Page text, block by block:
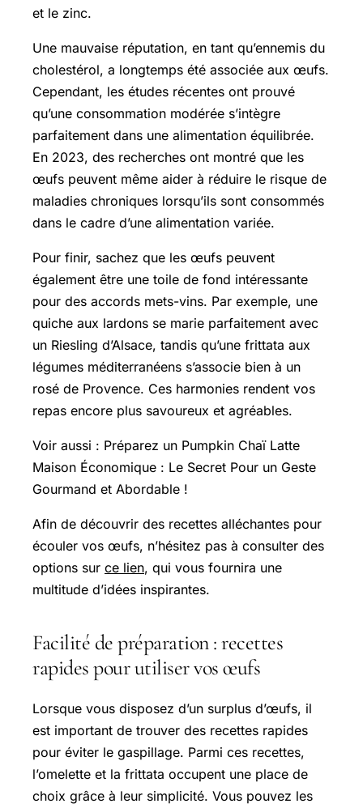
et le zinc.
Une mauvaise réputation, en tant qu’ennemis du
cholestérol, a longtemps été associée aux œufs.
Cependant, les études récentes ont prouvé
qu’une consommation modérée s’intègre
parfaitement dans une alimentation équilibrée.
En 2023, des recherches ont montré que les
œufs peuvent même aider à réduire le risque de
maladies chroniques lorsqu’ils sont consommés
dans le cadre d’une alimentation variée.
Pour finir, sachez que les œufs peuvent
également être une toile de fond intéressante
pour des accords mets-vins. Par exemple, une
quiche aux lardons se marie parfaitement avec
un Riesling d’Alsace, tandis qu’une frittata aux
légumes méditerranéens s’associe bien à un
rosé de Provence. Ces harmonies rendent vos
repas encore plus savoureux et agréables.
Voir aussi : Préparez un Pumpkin Chaï Latte
Maison Économique : Le Secret Pour un Geste
Gourmand et Abordable !
Afin de découvrir des recettes alléchantes pour
écouler vos œufs, n’hésitez pas à consulter des
options sur ce lien, qui vous fournira une
multitude d’idées inspirantes.
Facilité de préparation : recettes
rapides pour utiliser vos œufs
Lorsque vous disposez d’un surplus d’œufs, il
est important de trouver des recettes rapides
pour éviter le gaspillage. Parmi ces recettes,
l’omelette et la frittata occupent une place de
choix grâce à leur simplicité. Vous pouvez les